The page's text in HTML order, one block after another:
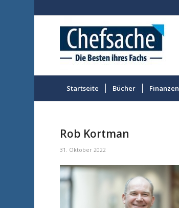
Startseite Bücher Finanzen
Rob Kortman
31. Oktober 2022